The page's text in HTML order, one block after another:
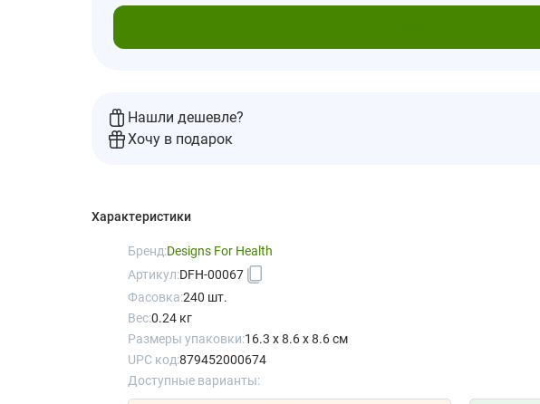
Нашли дешевле?
Хочу в подарок
Характеристики
Бренд:Designs For Health
Артикул:DFH-00067
Фасовка:240 шт.
Вес:0.24 кг
Размеры упаковки:16.3 x 8.6 x 8.6 см
UPC код:879452000674
Доступные варианты: